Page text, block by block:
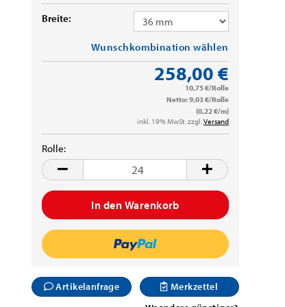
Breite:
Wunschkombination wählen
258,00 €
10,75 €/Rolle
Netto: 9,03 €/Rolle
(0,22 €/m)
inkl. 19% MwSt. zzgl.Versand
Rolle:
Rolle
Artikelanfrage
Merkzettel